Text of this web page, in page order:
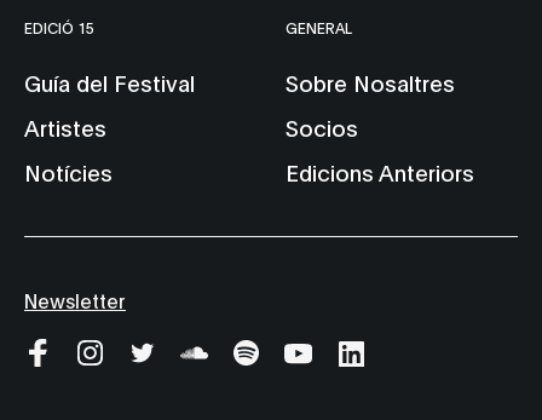
EDICIÓ 15
Guía del Festival
Artistes
Notícies
GENERAL
Sobre Nosaltres
Socios
Edicions Anteriors
Newsletter